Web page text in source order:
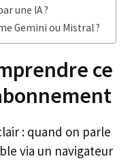
une IA ?
Gemini ou Mistral ?
ce
: quand on parle
via un navigateur